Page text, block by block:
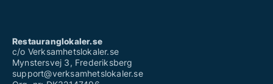
Restauranglokaler till salu i Surahammar
Restauranglokaler till salu i Västerås
Restauranglokaler.se
c/o Verksamhetslokaler.se
Mynstersvej 3, Frederiksberg
support@verksamhetslokaler.se